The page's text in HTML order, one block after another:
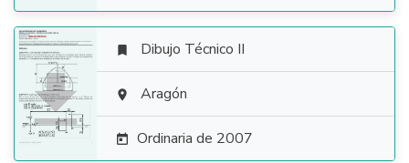

 Dibujo Técnico II
 Aragón
 Ordinaria de 2007